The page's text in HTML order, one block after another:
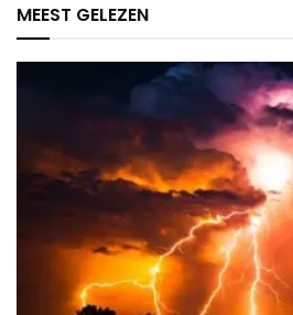
MEEST GELEZEN